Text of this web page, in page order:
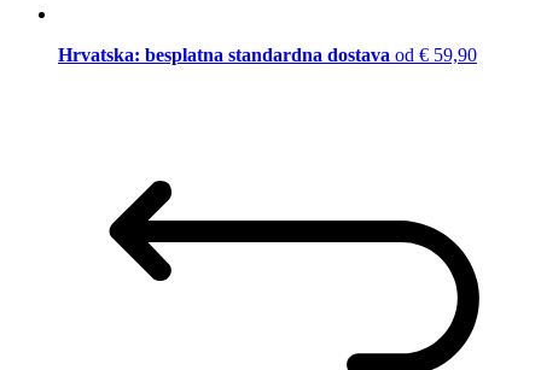
Hrvatska: besplatna standardna dostava od € 59,90